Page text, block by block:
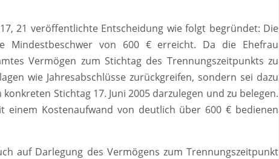
21 veröffentlichte Entscheidung wie folgt begründet: Die
Mindestbeschwer von 600 € erreicht. Da die Ehefrau
Vermögen zum Stichtag des Trennungszeitpunkts zu
wie Jahresabschlüsse zurückgreifen, sondern sei dazu
Stichtag 17. Juni 2005 darzulegen und zu belegen.
Kostenaufwand von deutlich über 600 € bedienen
auf Darlegung des Vermögens zum Trennungszeitpunkt